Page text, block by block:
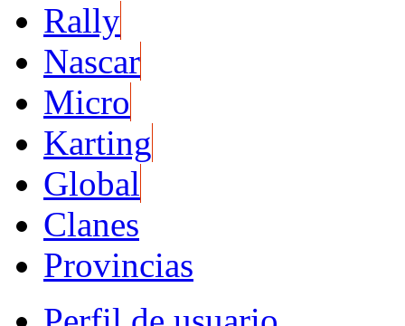
Rally
Nascar
Micro
Karting
Global
Clanes
Provincias